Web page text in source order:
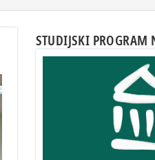
STUDIJSKI PROGRAM